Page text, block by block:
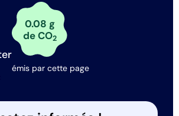
0.08 g
de CO2
émis par cette page